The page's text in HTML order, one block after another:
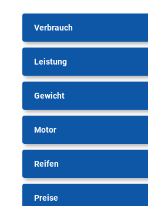
Verbrauch
Leistung
Gewicht
Motor
Reifen
Preise